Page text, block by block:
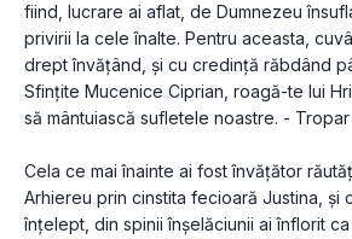
fiind, lucrare ai aflat, de Dumnezeu
privirii la cele înalte. Pentru aceasta,
drept învățând, și cu credință răbdând
Sfințite Mucenice Ciprian, roagă-te lui
să mântuiască sufletele noastre. - Tropar
Cela ce mai înainte ai fost învățător
Arhiereu prin cinstita fecioară Justina, și
înțelept, din spinii înșelăciunii ai înflorit